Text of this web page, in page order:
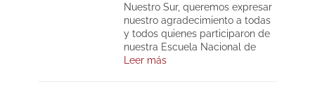
Nuestro Sur, queremos expresar
nuestro agradecimiento a todas
y todos quienes participaron de
nuestra Escuela Nacional de
Leer más